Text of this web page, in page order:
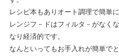
レシピ本もありオート調理で簡単
レンジフ－ドはフィルタ－がなく
なり経済的です。
なんといってもお手入れが簡単で